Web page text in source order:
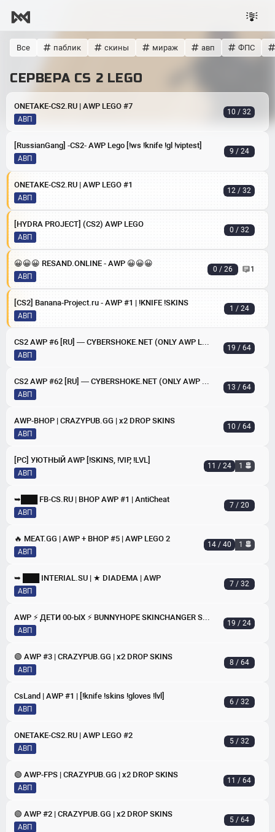
Все паблик скины мираж авп ФПС
СЕРВЕРА CS 2 LEGO
ONETAKE-CS2.RU | AWP LEGO #7
АВП
10 / 32
[RussianGang] -CS2- AWP Lego [!ws !knife !gl !viptest]
АВП
9 / 24
ONETAKE-CS2.RU | AWP LEGO #1
АВП
12 / 32
[HYDRA PROJECT] (CS2) AWP LEGO
АВП
0 / 32
😀😀😀 RESAND.ONLINE - AWP 😀😀😀
АВП
0 / 26 1
[CS2] Banana-Project.ru - AWP #1 | !KNIFE !SKINS
АВП
1 / 24
CS2 AWP #6 [RU] — CYBERSHOKE.NET (ONLY AWP LEGO 2)
АВП
19 / 64
CS2 AWP #62 [RU] — CYBERSHOKE.NET (ONLY AWP LEGO 2)
АВП
13 / 64
AWP-BHOP | CRAZYPUB.GG | x2 DROP SKINS
АВП
10 / 64
[РС] УЮТНЫЙ AWP [!SKINS, !VIP, !LVL]
АВП
11 / 24 1
➥███ FB-CS.RU | BHOP AWP #1 | AntiCheat
АВП
7 / 20
🔥 MEAT.GG | AWP + BHOP #5 | AWP LEGO 2
АВП
14 / 40 1
➥ ███ INTERIAL.SU | ★ DIADEMA | AWP
АВП
7 / 32
AWP ⚡ ДЕТИ 00-ЫX ⚡ BUNNYHOPE SKINCHANGER SHOP LVL 🔥
АВП
19 / 24
🟢 AWP #3 | CRAZYPUB.GG | x2 DROP SKINS
АВП
8 / 64
CsLand | AWP #1 | [!knife !skins !gloves !lvl]
АВП
6 / 32
ONETAKE-CS2.RU | AWP LEGO #2
АВП
5 / 32
🟢 AWP-FPS | CRAZYPUB.GG | x2 DROP SKINS
АВП
11 / 64
🟢 AWP #2 | CRAZYPUB.GG | x2 DROP SKINS
АВП
5 / 64